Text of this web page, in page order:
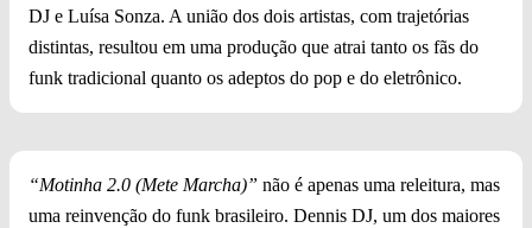
DJ e Luísa Sonza. A união dos dois artistas, com trajetórias
distintas, resultou em uma produção que atrai tanto os fãs do
funk tradicional quanto os adeptos do pop e do eletrônico.
“Motinha 2.0 (Mete Marcha)” não é apenas uma releitura, mas
uma reinvenção do funk brasileiro. Dennis DJ, um dos maiores